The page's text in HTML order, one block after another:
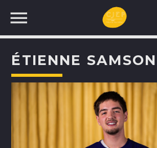
RECHERCHEZ:
UNE NOUVELLE
PROGRAMMATION!
ÉTIENNE SAMSON